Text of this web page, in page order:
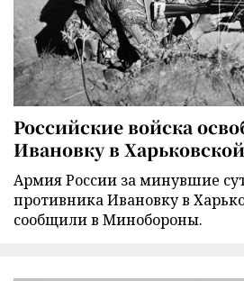
Российские войска
Ивановку в
Армия России за минувшие
противника Ивановку в
сообщили в Минобороны.